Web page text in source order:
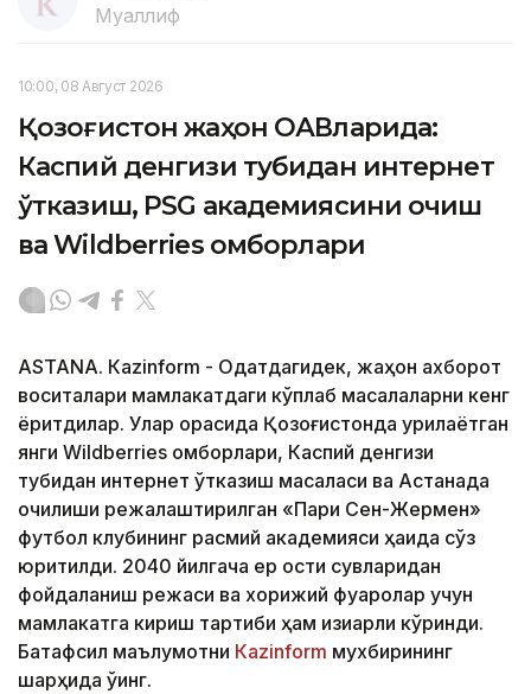
Муаллиф
10:00, 08 Август 2026
Қозоғистон жаҳон ОАВларида:
Каспий денгизи тубидан интернет
ўтказиш, PSG академиясини очиш
ва Wildberries омборлари
ASTANА. Кazinform - Одатдагидек, жаҳон ахборот
воситалари мамлакатдаги кўплаб масалаларни кенг
ёритдилар. Улар орасида Қозоғистонда қурилаётган
янги Wildberries омборлари, Каспий денгизи
тубидан интернет ўтказиш масаласи ва Астанада
очилиши режалаштирилган «Пари Сен-Жермен»
футбол клубининг расмий академияси ҳақида сўз
юритилди. 2040 йилгача ер ости сувларидан
фойдаланиш режаси ва хорижий фуқаролар учун
мамлакатга кириш тартиби ҳам қизиқарли кўринди.
Батафсил маълумотни Кazinform мухбирининг
шарҳида ўқинг.